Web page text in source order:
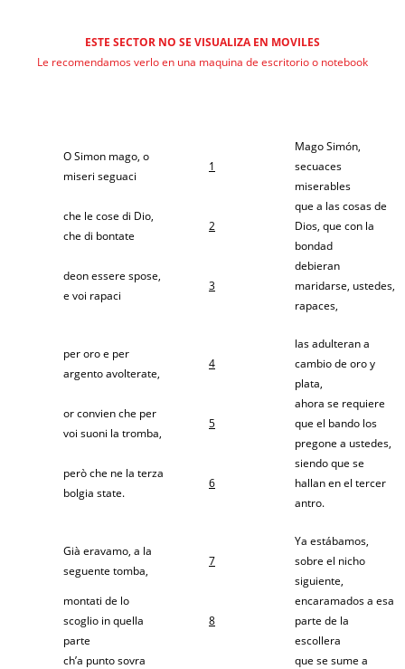
ESTE SECTOR NO SE VISUALIZA EN MOVILES
Le recomendamos verlo en una maquina de escritorio o notebook
O Simon mago, o
miseri seguaci
1
Mago Simón,
secuaces
miserables
che le cose di Dio,
che di bontate
2
que a las cosas de
Dios, que con la
bondad
deon essere spose,
e voi rapaci
3
debieran
maridarse, ustedes,
rapaces,
per oro e per
argento avolterate,
4
las adulteran a
cambio de oro y
plata,
or convien che per
voi suoni la tromba,
5
ahora se requiere
que el bando los
pregone a ustedes,
però che ne la terza
bolgia state.
6
siendo que se
hallan en el tercer
antro.
Già eravamo, a la
seguente tomba,
7
Ya estábamos,
sobre el nicho
siguiente,
montati de lo
scoglio in quella
parte
8
encaramados a esa
parte de la
escollera
ch’a punto sovra
que se sume a